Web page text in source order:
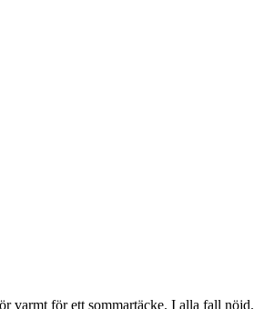
varmt för ett sommartäcke. I alla fall nöjd.